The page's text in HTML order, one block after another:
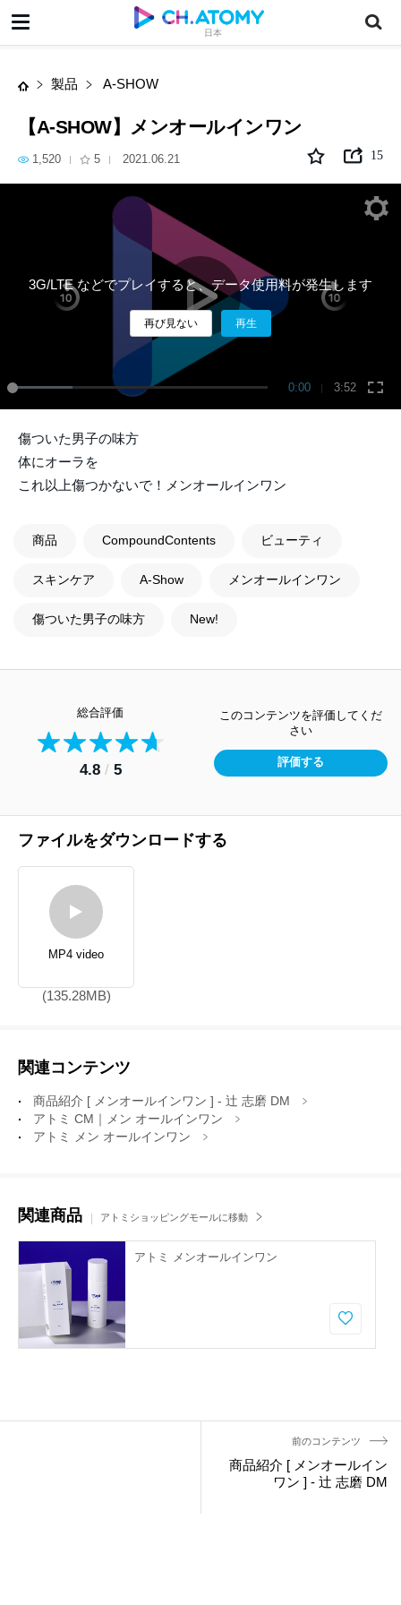
日本
【A-SHOW】メンオールインワン
製品 A-SHOW
【A-SHOW】メンオールインワン
1,520 5 2021.06.21 15
0:00 3:52
3G/LTE などでプレイすると、データ使用料が発生します
再び見ない 再生
傷ついた男子の味方
体にオーラを
これ以上傷つかないで！メンオールインワン
商品 CompoundContents ビューティ
スキンケア A-Show メンオールインワン
傷ついた男子の味方 New!
総合評価
4.8/ 5
このコンテンツを評価してくだ
さい
評価する
ファイルをダウンロードする
MP4 video
(135.28MB)
関連コンテンツ
商品紹介 [ メンオールインワン ] - 辻 志磨 DM
アトミ CM｜メン オールインワン
アトミ メン オールインワン
関連商品 アトミショッピングモールに移動
アトミ メンオールインワン
前のコンテンツ
商品紹介 [ メンオールイン
ワン ] - 辻 志磨 DM